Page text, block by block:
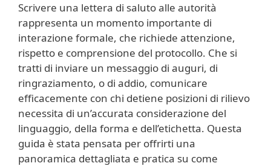
Scrivere una lettera di saluto alle autorità
rappresenta un momento importante di
interazione formale, che richiede attenzione,
rispetto e comprensione del protocollo. Che si
tratti di inviare un messaggio di auguri, di
ringraziamento, o di addio, comunicare
efficacemente con chi detiene posizioni di rilievo
necessita di un’accurata considerazione del
linguaggio, della forma e dell’etichetta. Questa
guida è stata pensata per offrirti una
panoramica dettagliata e pratica su come